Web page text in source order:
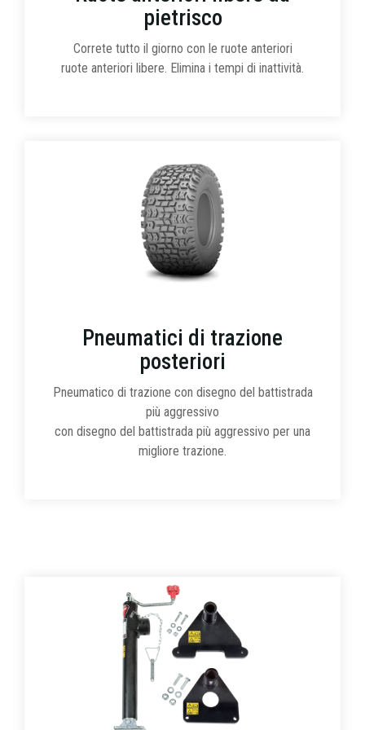
pietrisco
Correte tutto il giorno con le ruote anteriori
ruote anteriori libere. Elimina i tempi di inattività.
Pneumatici di trazione
posteriori
Pneumatico di trazione con disegno del battistrada
più aggressivo
con disegno del battistrada più aggressivo per una
migliore trazione.